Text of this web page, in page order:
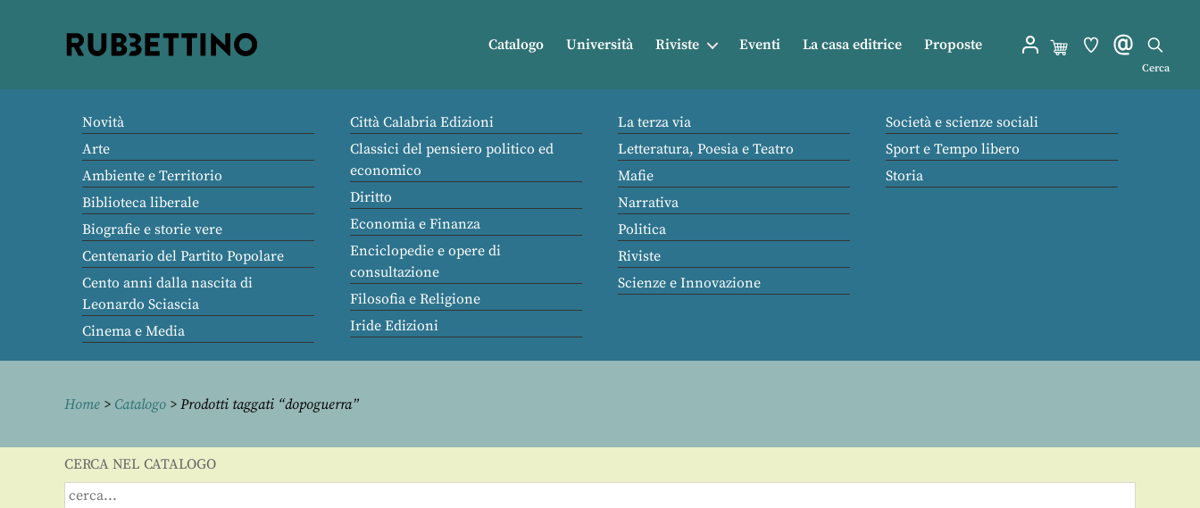
Catalogo Università Riviste Eventi La casa editrice Proposte
Cerca
Novità
Arte
Ambiente e Territorio
Biblioteca liberale
Biografie e storie vere
Centenario del Partito Popolare
Cento anni dalla nascita di
Leonardo Sciascia
Cinema e Media
Città Calabria Edizioni
Classici del pensiero politico ed
economico
Diritto
Economia e Finanza
Enciclopedie e opere di
consultazione
Filosofia e Religione
Iride Edizioni
La terza via
Letteratura, Poesia e Teatro
Mafie
Narrativa
Politica
Riviste
Scienze e Innovazione
Società e scienze sociali
Sport e Tempo libero
Storia
Home > Catalogo > Prodotti taggati “dopoguerra”
CERCA NEL CATALOGO